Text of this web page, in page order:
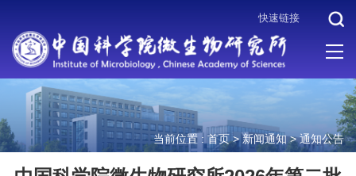
快速链接
当前位置 : 首页>新闻通知>通知公告